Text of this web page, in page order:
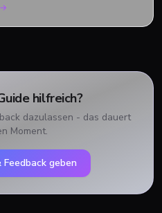
hilfreich?
dazulassen - das dauert
Moment.
Feedback geben